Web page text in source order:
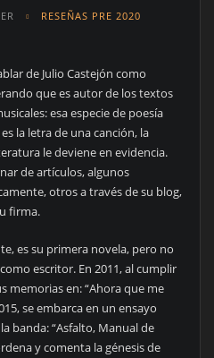
RESEÑAS PRE 2020
de Julio Castejón como
que es autor de los textos
esa especie de poesía
la letra de una canción, la
le deviene en evidencia.
de artículos, algunos
otros a través de su blog,
firma.
es su primera novela, pero no
escritor. En 2011, al cumplir
memorias en: “Ahora que me
se embarca en un ensayo
banda: “Asfalto, Manual de
y comenta la génesis de